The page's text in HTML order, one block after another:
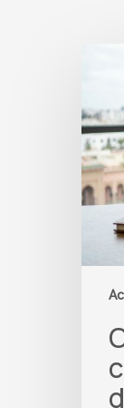
et
dédit-
au
Maroc
votre